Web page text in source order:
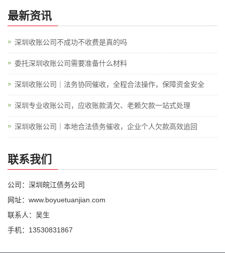
最新资讯
深圳收账公司不成功不收费是真的吗
委托深圳收账公司需要准备什么材料
深圳收账公司｜法务协同催收，全程合法操作，保障资金安全
深圳专业收账公司，应收账款清欠、老赖欠款一站式处理
深圳收账公司｜本地合法债务催收，企业个人欠款高效追回
联系我们
公司：深圳皖江债务公司
网址：www.boyuetuanjian.com
联系人：吴生
手机：13530831867